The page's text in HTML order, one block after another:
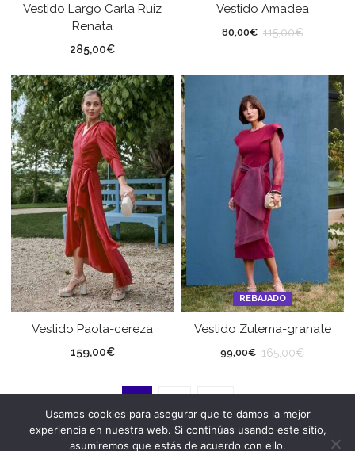
Vestido Largo Carla Ruiz
Renata
285,00€
Vestido Amadea
80,00€ 115,00€
Vestido Paola-cereza
159,00€
REBAJADO
Vestido Zulema-granate
99,00€ 165,00€
Usamos cookies para asegurar que te damos la mejor
experiencia en nuestra web. Si continúas usando este sitio,
asumiremos que estás de acuerdo con ello.